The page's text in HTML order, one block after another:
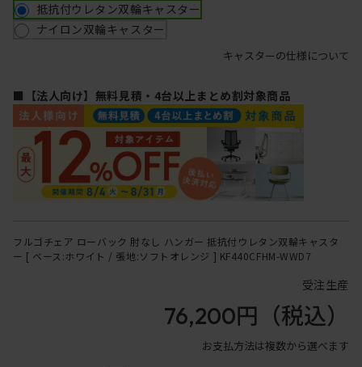
抵抗付ウレタン双輪キャスター
ナイロン双輪キャスター
キャスターの仕様について
■【法人向け】無料見積・4台以上まとめ割対象商品
フルゴチェア ローバック 肘なし ハンガー 抵抗付ウレタン双輪キャスタ
ー [ ベース:ホワイト / 張地:ソフトオレンジ ] KF440CFHM-WWD7
受注生産
76,200円 （税込）
お支払方法は複数から選べます